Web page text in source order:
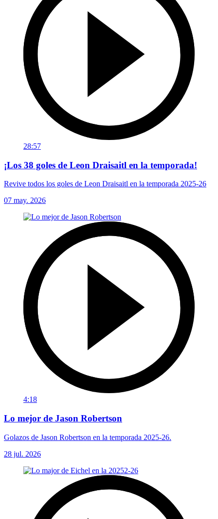
28:57
¡Los 38 goles de Leon Draisaitl en la temporada!
Revive todos los goles de Leon Draisaitl en la temporada 2025-26
07 may. 2026
4:18
Lo mejor de Jason Robertson
Golazos de Jason Robertson en la temporada 2025-26.
28 jul. 2026